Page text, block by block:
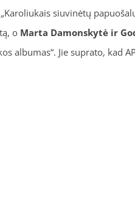
„Karoliukais siuvinėtų
o Marta Damonskytė ir
albumas“. Jie suprato, kad